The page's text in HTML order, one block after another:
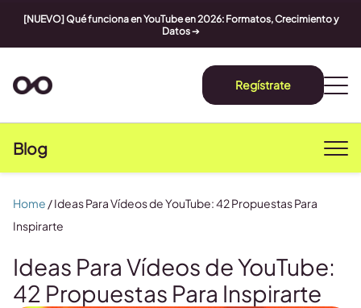
[NUEVO] Qué funciona en YouTube en 2026: Formatos, Crecimiento y
Datos➔
Regístrate
Blog
Ideas Para Vídeos de YouTube:
42 Propuestas Para Inspirarte
Home /Ideas Para Vídeos de YouTube: 42 Propuestas Para
Inspirarte